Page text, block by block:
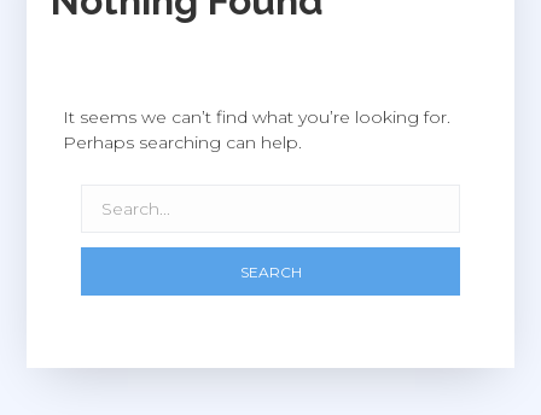
It seems we can’t find what you’re looking for.
Perhaps searching can help.
SEARCH